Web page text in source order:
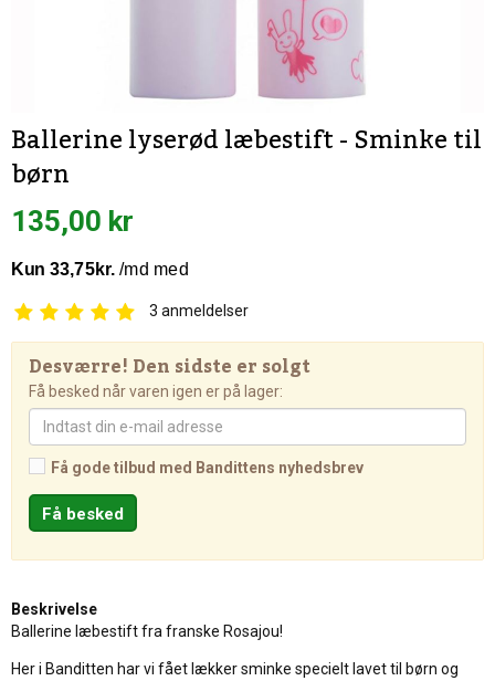
Ballerine lyserød læbestift - Sminke til
børn
135,00 kr
3 anmeldelser
Desværre! Den sidste er solgt
Få besked når varen igen er på lager:
Få gode tilbud med Bandittens nyhedsbrev
Beskrivelse
Ballerine læbestift fra franske Rosajou!
Her i Banditten har vi fået lækker sminke specielt lavet til børn og